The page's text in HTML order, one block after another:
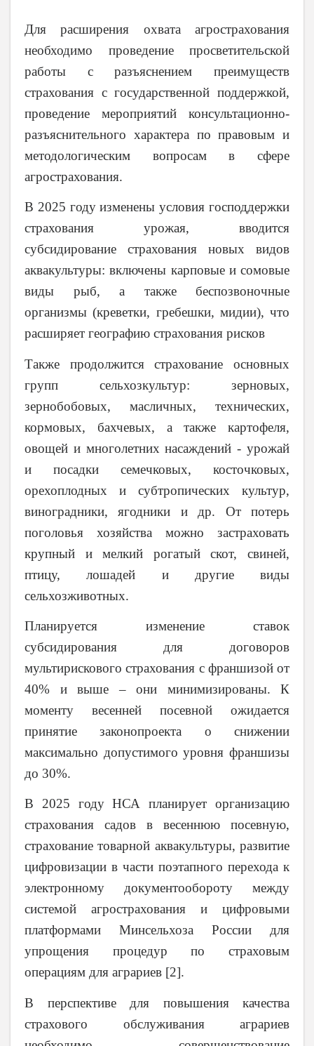
Для расширения охвата агрострахования
необходимо проведение просветительской
работы с разъяснением преимуществ
страхования с государственной поддержкой,
проведение мероприятий консультационно-
разъяснительного характера по правовым и
методологическим вопросам в сфере
агрострахования.
В 2025 году изменены условия господдержки
страхования урожая, вводится
субсидирование страхования новых видов
аквакультуры: включены карповые и сомовые
виды рыб, а также беспозвоночные
организмы (креветки, гребешки, мидии), что
расширяет географию страхования рисков
Также продолжится страхование основных
групп сельхозкультур: зерновых,
зернобобовых, масличных, технических,
кормовых, бахчевых, а также картофеля,
овощей и многолетних насаждений - урожай
и посадки семечковых, косточковых,
орехоплодных и субтропических культур,
виноградники, ягодники и др. От потерь
поголовья хозяйства можно застраховать
крупный и мелкий рогатый скот, свиней,
птицу, лошадей и другие виды
сельхозживотных.
Планируется изменение ставок
субсидирования для договоров
мультирискового страхования с франшизой от
40% и выше – они минимизированы. К
моменту весенней посевной ожидается
принятие законопроекта о снижении
максимально допустимого уровня франшизы
до 30%.
В 2025 году НСА планирует организацию
страхования садов в весеннюю посевную,
страхование товарной аквакультуры, развитие
цифровизации в части поэтапного перехода к
электронному документообороту между
системой агрострахования и цифровыми
платформами Минсельхоза России для
упрощения процедур по страховым
операциям для аграриев [2].
В перспективе для повышения качества
страхового обслуживания аграриев